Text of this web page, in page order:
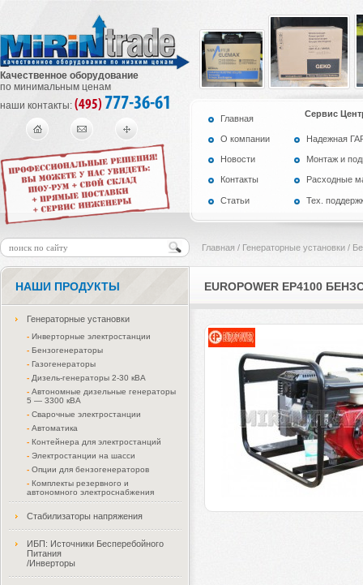
Качественное оборудование
по минимальным ценам
наши контакты: (495) 777-36-61
Главная
О компании
Новости
Контакты
Статьи
Сервис
Надежная
Монтаж и
Расходные
Тех.
Главная / Генераторные установки /
НАШИ ПРОДУКТЫ
Генераторные установки
- Инверторные электростанции
- Бензогенераторы
- Газогенераторы
- Дизель-генераторы 2-30 кВА
- Автономные дизельные генераторы
5 — 3300 кВА
- Сварочные электростанции
- Автоматика
- Контейнера для электростанций
- Электростанции на шасси
- Опции для бензогенераторов
- Комплекты резервного и
автономного электроснабжения
Стабилизаторы напряжения
ИБП: Источники Бесперебойного
Питания
/Инверторы
EUROPOWER EP4100